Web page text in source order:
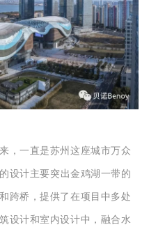
，一直是苏州这座城市万众
设计主要突出金鸡湖一带的
跨桥，提供了在项目中多处
设计和室内设计中，融合水